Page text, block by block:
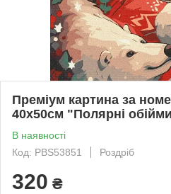
Преміум картина за
40x50см "Полярні
В наявності
Код: PBS53851
Роздріб
320 ₴